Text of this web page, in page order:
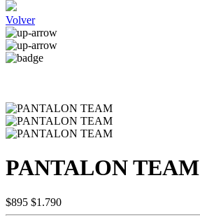
Volver
PANTALON TEAM
$895 $1.790